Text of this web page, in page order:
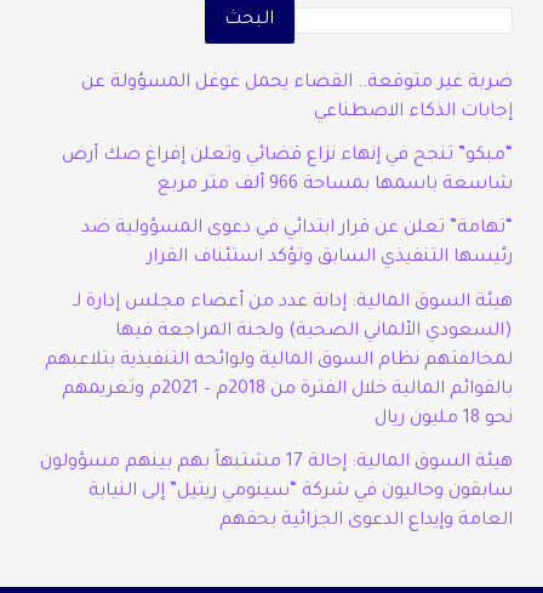
البحث
ضربة غير متوقعة.. القضاء يحمل غوغل المسؤولة عن
إجابات الذكاء الاصطناعي
“مبكو” تنجح في إنهاء نزاع قضائي وتعلن إفراغ صك أرض
شاسعة باسمها بمساحة 966 ألف متر مربع
“تهامة” تعلن عن قرار ابتدائي في دعوى المسؤولية ضد
رئيسها التنفيذي السابق وتؤكد استئناف القرار
هيئة السوق المالية: إدانة عدد من أعضاء مجلس إدارة لـ
(السعودي الألماني الصحية) ولجنة المراجعة فيها
لمخالفتهم نظام السوق المالية ولوائحه التنفيذية بتلاعبهم
بالقوائم المالية خلال الفترة من 2018م – 2021م وتغريمهم
نحو 18 مليون ريال
هيئة السوق المالية: إحالة 17 مشتبهاً بهم بينهم مسؤولون
سابقون وحاليون في شركة “سينومي ريتيل” إلى النيابة
العامة وإيداع الدعوى الجزائية بحقهم